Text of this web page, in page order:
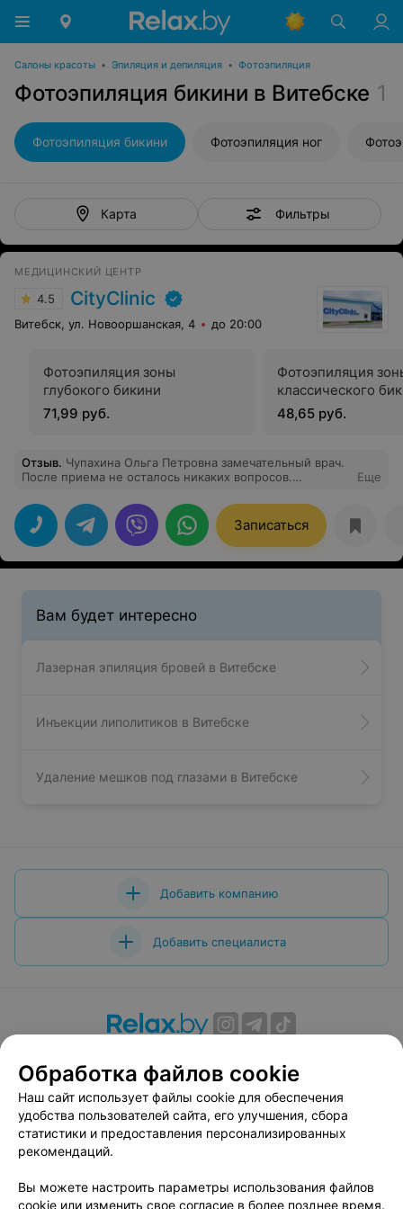
Салоны красоты • Эпиляция и депиляция • Фотоэпиляция
Фотоэпиляция бикини в Витебске 1
Фотоэпиляция бикини Фотоэпиляция ног
Карта Фильтры
МЕДИЦИНСКИЙ ЦЕНТР
4.5 CityClinic
Витебск, ул. Новооршанская, 4 до 20:00
Фотоэпиляция зоны
глубокого бикини
71,99 руб.
Фотоэпиляция
классического
48,65 руб.
Отзыв. Чупахина Ольга Петровна замечательный врач.
После приема не осталось никаких вопросов.
Еще
Записаться
Вам будет интересно
Лазерная эпиляция бровей в Витебске
Инъекции липолитиков в Витебске
Удаление мешков под глазами в Витебске
Добавить компанию
Добавить специалиста
Вакансии
Публичный договор
Способы оплаты
Публичный договор по использованию сервиса
«Афиша»
Пользовательское соглашение
Связаться по вопросам сотрудничества
Обработка файлов cookie
Наш сайт использует файлы cookie для обеспечения
удобства пользователей сайта, его улучшения, сбора
статистики и предоставления персонализированных
рекомендаций.
Вы можете настроить параметры использования файлов
cookie или изменить свое согласие в более позднее время.